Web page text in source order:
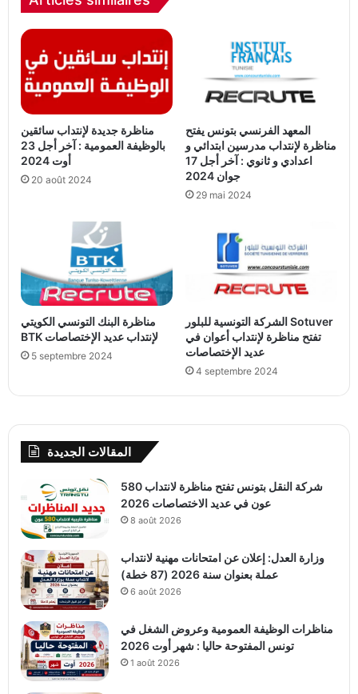
مناظرة جديدة لإنتداب سائقين
بالوظيفة العمومية : آخر أجل 23
أوت 2024
20 août 2024
المعهد الفرنسي بتونس يفتح
مناظرة لإنتداب مدرسين ابتدائي و
اعدادي و ثانوي : آخر أجل 17
جوان 2024
29 mai 2024
مناظرة البنك التونسي الكويتي
BTK لإنتداب عديد الإختصاصات
5 septembre 2024
الشركة التونسية للبلور Sotuver
تفتح مناظرة لإنتداب أعوان في
عديد الإختصاصات
4 septembre 2024
المقالات الجديدة
شركة النقل بتونس تفتح مناظرة لانتداب 580
عون في عديد الاختصاصات 2026
8 août 2026
وزارة العدل: إعلان عن امتحانات مهنية لانتداب
عملة بعنوان سنة 2026 (87 خطة)
6 août 2026
مناظرات الوظيفة العمومية وعروض الشغل في
تونس المفتوحة حاليا : شهر أوت 2026
1 août 2026